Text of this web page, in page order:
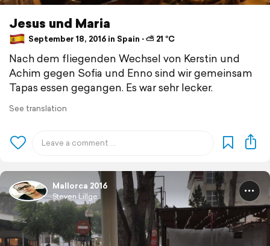
Jesus und Maria
September 18, 2016 in Spain ⋅ ⛅ 21 °C
Nach dem fliegenden Wechsel von Kerstin und
Achim gegen Sofia und Enno sind wir gemeinsam
Tapas essen gegangen. Es war sehr lecker.
See translation
Mallorca 2016
Steven Lillge